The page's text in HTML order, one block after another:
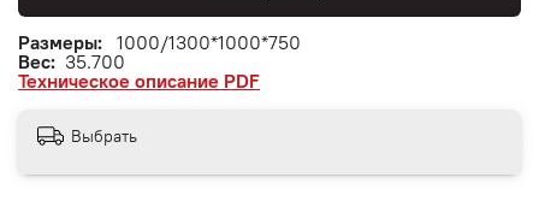
Размеры: 1000/1300*1000*750
Вес: 35.700
Техническое описание PDF
Выбрать